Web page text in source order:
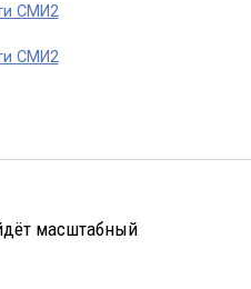
СМИ2
СМИ2
масштабный